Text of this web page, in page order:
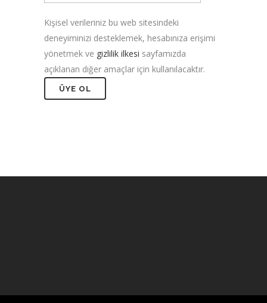
Kişisel verileriniz bu web sitesindeki
deneyiminizi desteklemek, hesabınıza erişimi
yönetmek ve gizlilik ilkesi sayfamızda
açıklanan diğer amaçlar için kullanılacaktır.